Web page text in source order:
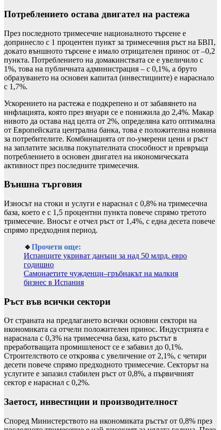
Потреблението остава двигател на растежа
През последното тримесечие националното търсене е
допринесло с 1 процентен пункт за тримесечния ръст на БВП,
докато външното търсене е имало отрицателен принос от –0,2
пункта. Потреблението на домакинствата се е увеличило с
1%, това на публичната администрация – с 0,1%, а бруто
образуването на основен капитал (инвестициите) е нараснало
с 1,7%.
Ускорението на растежа е подкрепено и от забавянето на
инфлацията, която през януари се е понижила до 2,4%. Макар
нивото да остава над целта от 2%, определяна като оптимална
от Европейската централна банка, това е положителна новина
за потребителите. Комбинацията от по-умерени цени и ръст
на заплатите засилва покупателната способност и превръща
потреблението в основен двигател на икономическата
активност през последните тримесечия.
Външна търговия
Износът на стоки и услуги е нараснал с 0,8% на тримесечна
база, което е с 1,5 процентни пункта повече спрямо третото
тримесечие. Вносът е отчел ръст от 1,4%, с една десета повече
спрямо предходния период.
🔹Прочети още:
Испанците укриват данъци за над 50 млрд. евро
годишно
Самонаетите чужденци–гръбнакът на малкия
бизнес в Испания
Ръст във всички сектори
От страната на предлагането всички основни сектори на
икономиката са отчели положителен принос. Индустрията е
нараснала с 0,3% на тримесечна база, като ръстът в
преработващата промишленост се е забавил до 0,1%.
Строителството се откроява с увеличение от 2,1%, с четири
десети повече спрямо предходното тримесечие. Секторът на
услугите е запазил стабилен ръст от 0,8%, а първичният
сектор е нараснал с 0,2%.
Заетост, инвестиции и производителност
Според Министерството на икономиката ръстът от 0,8% през